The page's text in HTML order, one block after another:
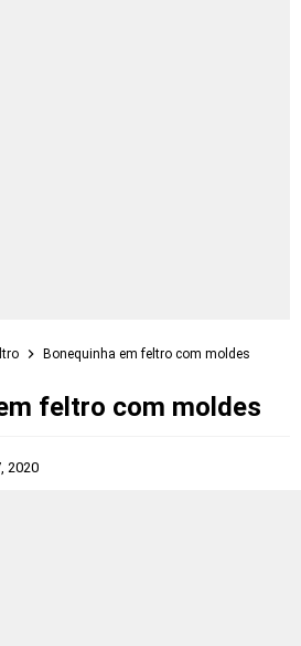
Bonequinha em feltro com moldes
feltro com moldes
2020